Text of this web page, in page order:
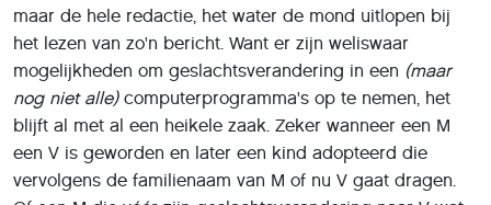
maar de hele redactie, het water de mond uitlopen bij
het lezen van zo'n bericht. Want er zijn weliswaar
mogelijkheden om geslachtsverandering in een (maar
nog niet alle)computerprogramma's op te nemen, het
blijft al met al een heikele zaak. Zeker wanneer een M
een V is geworden en later een kind adopteerd die
vervolgens de familienaam van M of nu V gaat dragen.